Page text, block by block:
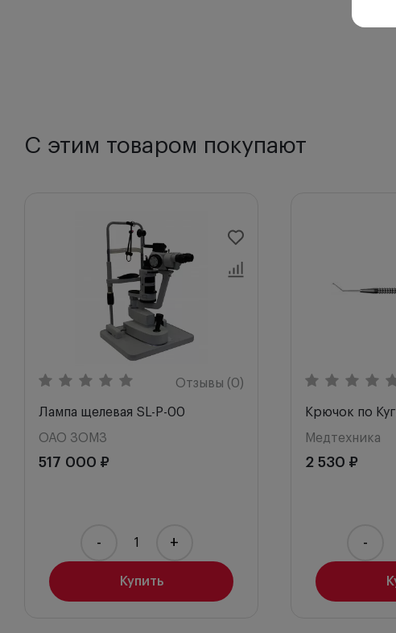
С этим товаром покупают
Отзывы (0)
Лампа щелевая SL-P-00
ОАО ЗОМЗ
517 000 ₽
Купить
- +
Крючок по
Медтехника
2 530 ₽
-